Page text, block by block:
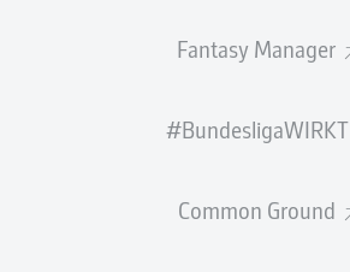
Fantasy Manager
#BundesligaWIRKT
Common Ground
SV Werder Bremen 1,16